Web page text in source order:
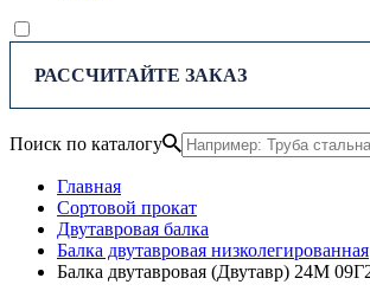
РАССЧИТАЙТЕ ЗАКАЗ
Поиск по каталогу
Главная
Сортовой прокат
Двутавровая балка
Балка двутавровая низколегированная
Балка двутавровая (Двутавр) 24М